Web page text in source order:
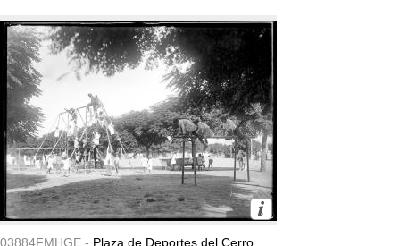
03884FMHGE - Plaza de Deportes del Cerro.